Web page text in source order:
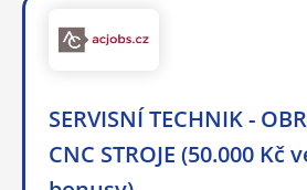
SERVISNÍ TECHNIK -
CNC STROJE (50.000 Kč